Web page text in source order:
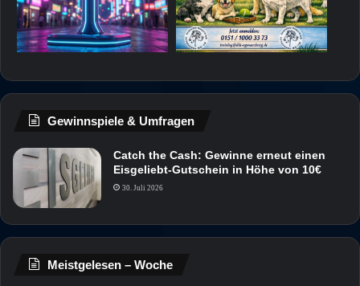
Gewinnspiele & Umfragen
Catch the Cash: Gewinne erneut einen
Eisgeliebt-Gutschein in Höhe von 10€
30. Juli 2026
Meistgelesen – Woche